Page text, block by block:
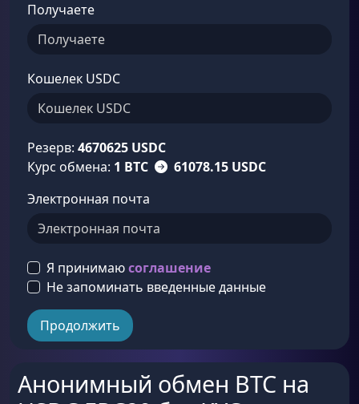
Получаете
Кошелек USDC
Резерв: 4670625 USDC
Курс обмена: 1 BTC
61078.15 USDC
Электронная почта
Я принимаюсоглашение
Не запоминать введенные данные
Продолжить
Анонимный обмен BTC на